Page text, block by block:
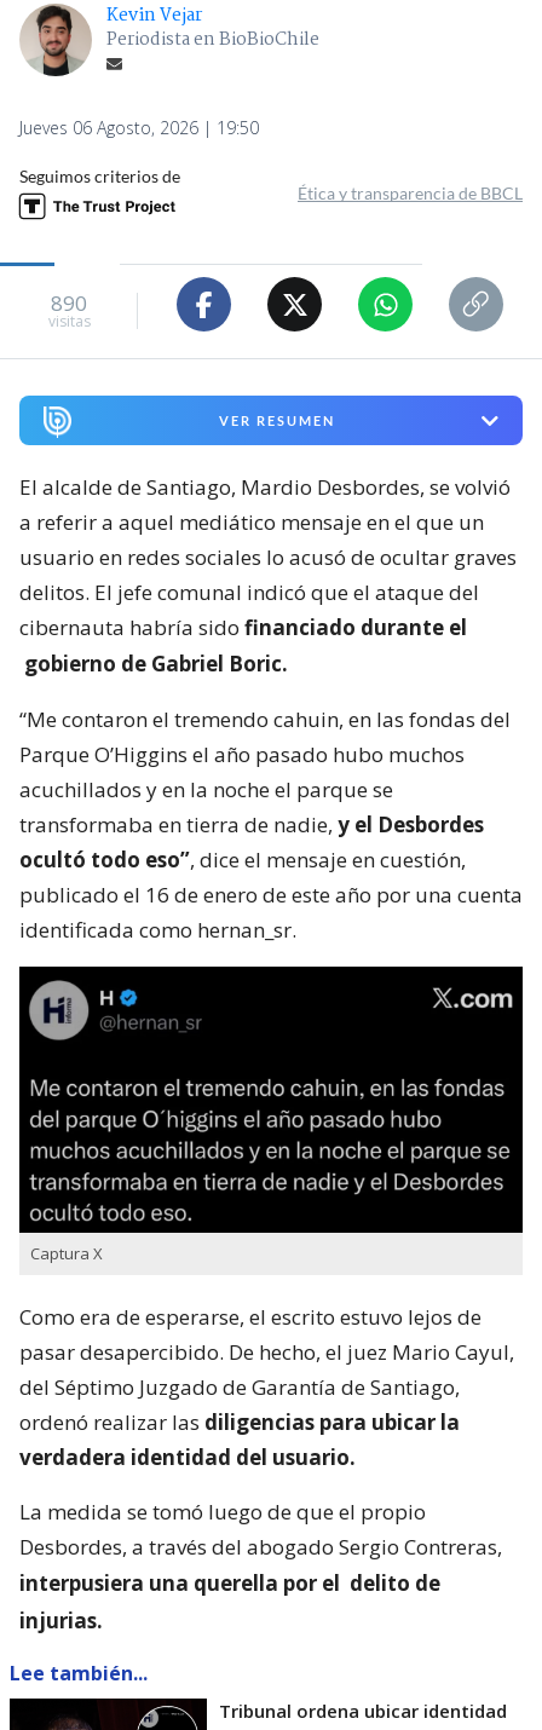
Kevin Vejar
Periodista en BioBioChile
Jueves 06 Agosto, 2026 | 19:50
Seguimos criterios de
Ética y transparencia de BBCL
890
visitas
VER RESUMEN
El alcalde de Santiago, Mardio Desbordes, se volvió
a referir a aquel mediático mensaje en el que un
usuario en redes sociales lo acusó de ocultar graves
delitos. El jefe comunal indicó que el ataque del
cibernauta habría sido financiado durante el
gobierno de Gabriel Boric.
“Me contaron el tremendo cahuin, en las fondas del
Parque O’Higgins el año pasado hubo muchos
acuchillados y en la noche el parque se
transformaba en tierra de nadie, y el Desbordes
ocultó todo eso”, dice el mensaje en cuestión,
publicado el 16 de enero de este año por una cuenta
identificada como hernan_sr.
Captura X
Como era de esperarse, el escrito estuvo lejos de
pasar desapercibido. De hecho, el juez Mario Cayul,
del Séptimo Juzgado de Garantía de Santiago,
ordenó realizar las diligencias para ubicar la
verdadera identidad del usuario.
La medida se tomó luego de que el propio
Desbordes, a través del abogado Sergio Contreras,
interpusiera una querella por el delito de
injurias.
Lee también...
Tribunal ordena ubicar identidad